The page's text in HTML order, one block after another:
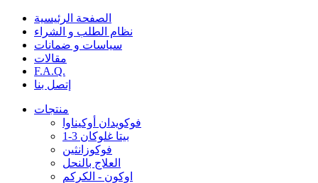
الصفحة الرئيسية
نظام الطلب و الشراء
سياسات و ضمانات
مقالات
F.A.Q.
إتصل بنا
منتجات
فوكويدان أوكيناوا
1-3 بيتا غلوكان
فوكوزانثين
العلاج بالنحل
اوكون - الكركم